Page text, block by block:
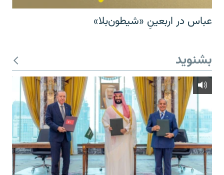
عباس در اربعینِ «شیطون‌بلا»
بشنوید